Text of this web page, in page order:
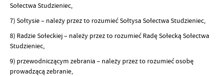
Sołectwa Studzieniec,
7) Sołtysie – należy przez to rozumieć Sołtysa Sołectwa Studzieniec,
8) Radzie Sołeckiej – należy przez to rozumieć Radę Sołecką Sołectwa
Studzieniec,
9) przewodniczącym zebrania – należy przez to rozumieć osobę
prowadzącą zebranie,